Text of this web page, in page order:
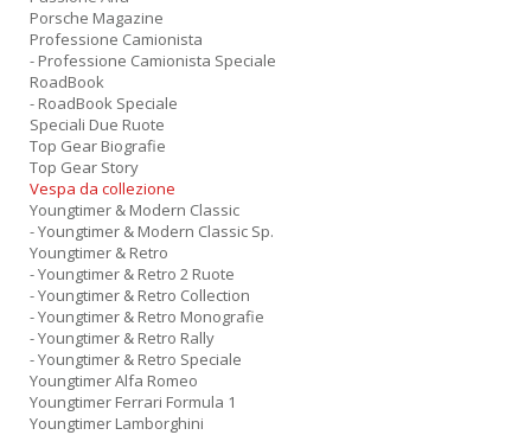
Porsche Magazine
Professione Camionista
- Professione Camionista Speciale
RoadBook
- RoadBook Speciale
Speciali Due Ruote
Top Gear Biografie
Top Gear Story
Vespa da collezione
Youngtimer & Modern Classic
- Youngtimer & Modern Classic Sp.
Youngtimer & Retro
- Youngtimer & Retro 2 Ruote
- Youngtimer & Retro Collection
- Youngtimer & Retro Monografie
- Youngtimer & Retro Rally
- Youngtimer & Retro Speciale
Youngtimer Alfa Romeo
Youngtimer Ferrari Formula 1
Youngtimer Lamborghini